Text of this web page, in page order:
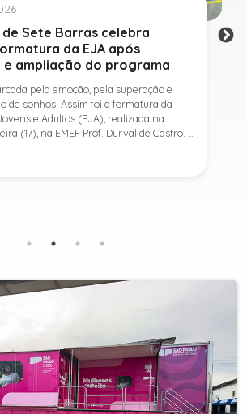
de Sete Barras celebra
da EJA após
ampliação do programa
pela emoção, pela superação e
de sonhos. Assim foi a formatura da
e Adultos (EJA), realizada na
(17), na EMEF Prof. Durval de Castro. A
a conclusão dos estudos de 53
para a história ao marcar a primeira
o acesso à educação e oferecendo uma
última turma da Educação de
formada pelo município foi em 2016,
Barras e, a partir de agosto de 2025,
importante ampliação. Em parceria
Prefeitura passou a disponibilizar também
II (6º ao 9º ano) e o Ensino
significativamente as oportunidades
e adultos concluam sua formação.A